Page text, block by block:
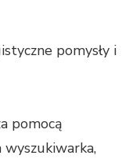
pomysły i
pomocą
wyszukiwarka,